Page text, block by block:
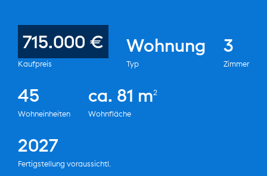
715.000 €
Kaufpreis
Wohnung
Typ
3
Zimmer
45
Wohneinheiten
ca. 81 m2
Wohnfläche
2027
Fertigstellung voraussichtl.